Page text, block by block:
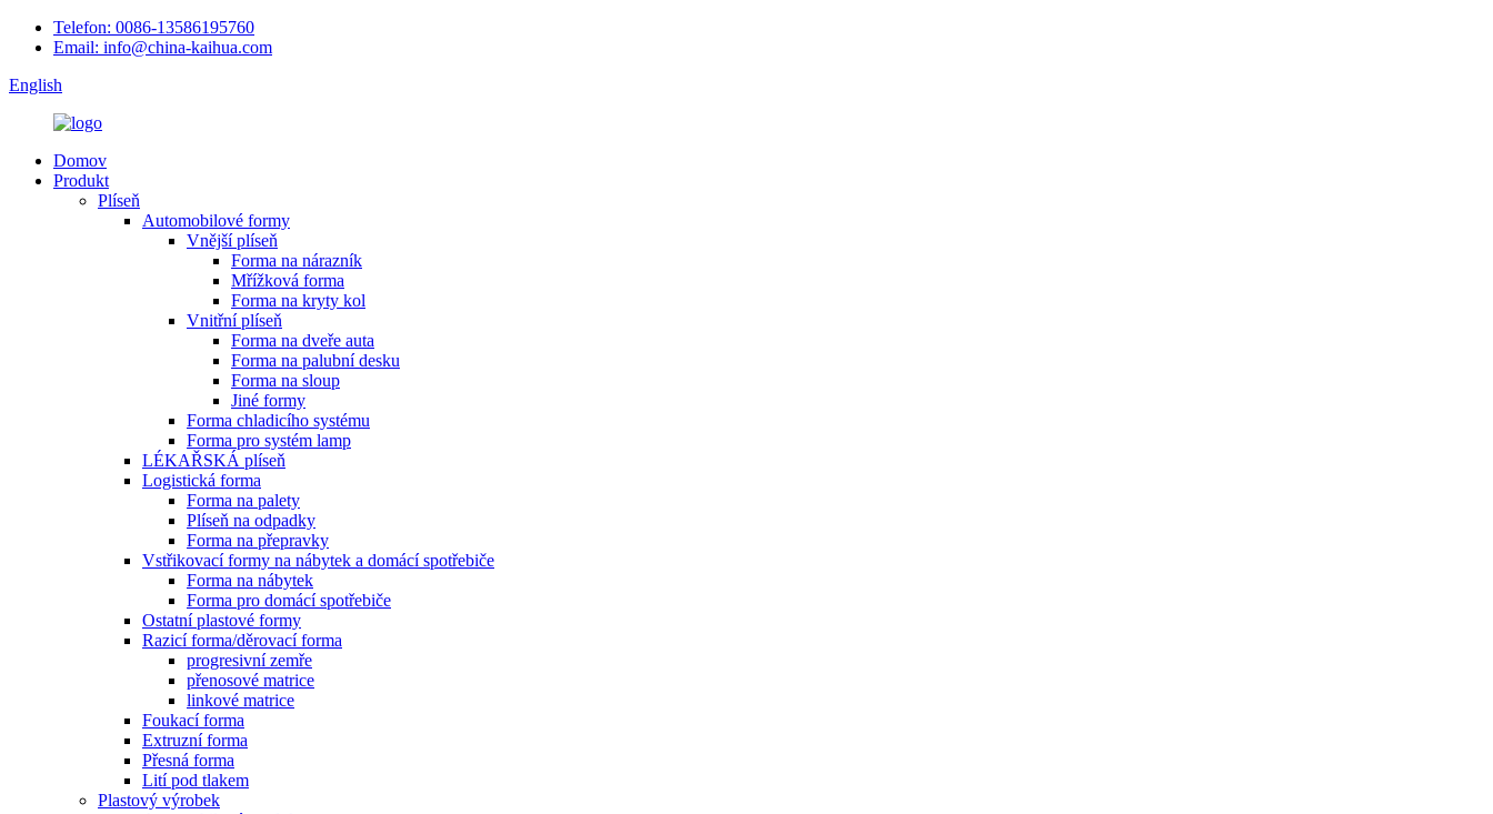
Telefon: 0086-13586195760
Email: info@china-kaihua.com
English
Domov
Produkt
Plíseň
Automobilové formy
Vnější plíseň
Forma na nárazník
Mřížková forma
Forma na kryty kol
Vnitřní plíseň
Forma na dveře auta
Forma na palubní desku
Forma na sloup
Jiné formy
Forma chladicího systému
Forma pro systém lamp
LÉKAŘSKÁ plíseň
Logistická forma
Forma na palety
Plíseň na odpadky
Forma na přepravky
Vstřikovací formy na nábytek a domácí spotřebiče
Forma na nábytek
Forma pro domácí spotřebiče
Ostatní plastové formy
Razicí forma/děrovací forma
progresivní zemře
přenosové matrice
linkové matrice
Foukací forma
Extruzní forma
Přesná forma
Lití pod tlakem
Plastový výrobek